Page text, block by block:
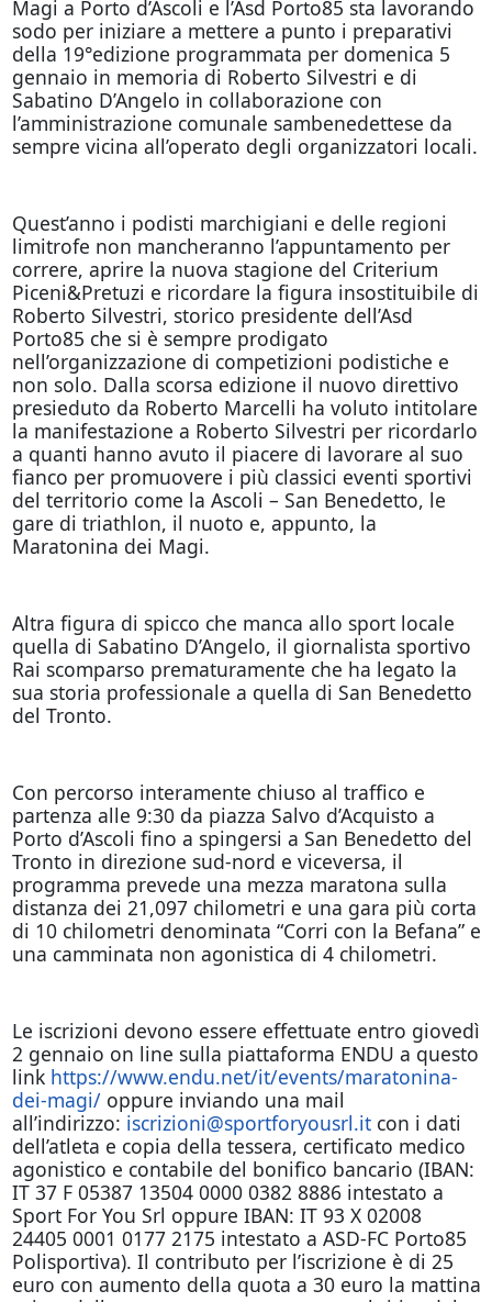
Magi a Porto d’Ascoli e l’Asd Porto85 sta lavorando
sodo per iniziare a mettere a punto i preparativi
della 19°edizione programmata per domenica 5
gennaio in memoria di Roberto Silvestri e di
Sabatino D’Angelo in collaborazione con
l’amministrazione comunale sambenedettese da
sempre vicina all’operato degli organizzatori locali.
Quest’anno i podisti marchigiani e delle regioni
limitrofe non mancheranno l’appuntamento per
correre, aprire la nuova stagione del Criterium
Piceni&Pretuzi e ricordare la figura insostituibile di
Roberto Silvestri, storico presidente dell’Asd
Porto85 che si è sempre prodigato
nell’organizzazione di competizioni podistiche e
non solo. Dalla scorsa edizione il nuovo direttivo
presieduto da Roberto Marcelli ha voluto intitolare
la manifestazione a Roberto Silvestri per ricordarlo
a quanti hanno avuto il piacere di lavorare al suo
fianco per promuovere i più classici eventi sportivi
del territorio come la Ascoli – San Benedetto, le
gare di triathlon, il nuoto e, appunto, la
Maratonina dei Magi.
Altra figura di spicco che manca allo sport locale
quella di Sabatino D’Angelo, il giornalista sportivo
Rai scomparso prematuramente che ha legato la
sua storia professionale a quella di San Benedetto
del Tronto.
Con percorso interamente chiuso al traffico e
partenza alle 9:30 da piazza Salvo d’Acquisto a
Porto d’Ascoli fino a spingersi a San Benedetto del
Tronto in direzione sud-nord e viceversa, il
programma prevede una mezza maratona sulla
distanza dei 21,097 chilometri e una gara più corta
di 10 chilometri denominata “Corri con la Befana” e
una camminata non agonistica di 4 chilometri.
Le iscrizioni devono essere effettuate entro giovedì
2 gennaio on line sulla piattaforma ENDU a questo
link https://www.endu.net/it/events/maratonina-
dei-magi/oppure inviando una mail
all’indirizzo: iscrizioni@sportforyousrl.itcon i dati
dell’atleta e copia della tessera, certificato medico
agonistico e contabile del bonifico bancario (IBAN:
IT 37 F 05387 13504 0000 0382 8886 intestato a
Sport For You Srl oppure IBAN: IT 93 X 02008
24405 0001 0177 2175 intestato a ASD-FC Porto85
Polisportiva). Il contributo per l’iscrizione è di 25
euro con aumento della quota a 30 euro la mattina